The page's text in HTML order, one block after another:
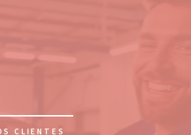
CLIENTES